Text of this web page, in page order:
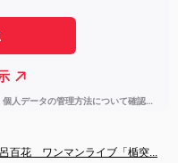
百花　ワンマンライブ「楯突...